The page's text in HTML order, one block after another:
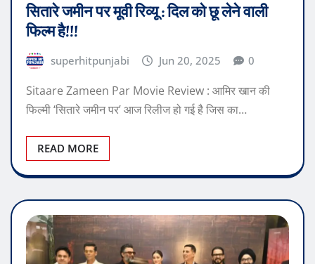
सितारे जमीन पर मूवी रिव्यू : दिल को छू लेने वाली
फिल्म है!!!
superhitpunjabi Jun 20, 2025 0
Sitaare Zameen Par Movie Review : आमिर खान की
फिल्मी ‘सितारे जमीन पर’ आज रिलीज हो गई है जिस का…
READ MORE